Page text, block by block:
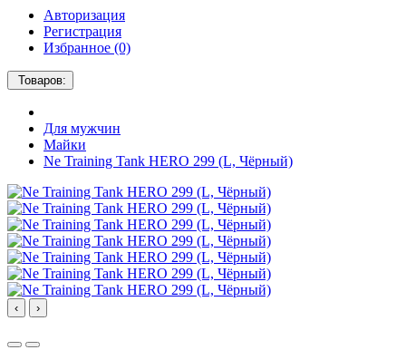
Авторизация
Регистрация
Избранное (0)
Товаров:
Для мужчин
Майки
Ne Training Tank HERO 299 (L, Чёрный)
‹ ›